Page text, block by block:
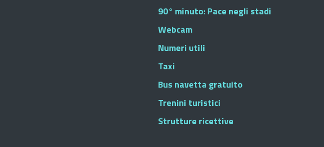
90° minuto: Pace negli stadi
Webcam
Numeri utili
Taxi
Bus navetta gratuito
Trenini turistici
Strutture ricettive